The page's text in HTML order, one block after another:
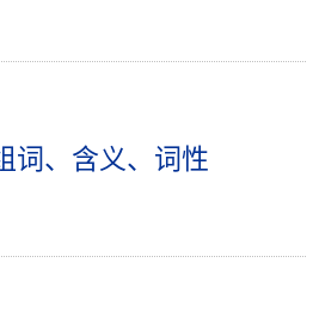
词、含义、词性